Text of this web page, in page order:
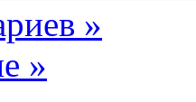
»
»